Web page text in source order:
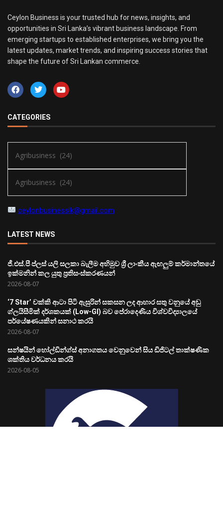
Ceylon Business is your trusted hub for news, insights, and
opportunities in Sri Lanka’s vibrant business landscape. From
emerging startups to established enterprises, we bring you the
latest updates, market trends, and inspiring success stories that
shape the future of Sri Lankan commerce.
CATEGORIES
ceylonbusinesslk@gmail.com
LATEST NEWS
ජී.එස්.පී ප්ලස් යලි සලකා බැලීම අභිමුව ශ්‍රී ලාංකීය ඇඟලුම් කර්මාන්තයේ
ඉක්මනින් කල යුතු ප්‍රතිසංස්කරණයන්
2026-08-07
‘7 Star’ චක්කි ආටා පිටි ඇසුරින් සකසන ලද ආහාර සතු වනුයේ අඩු
ග්ලයිසීමික් දර්ශකයක් (Low-GI) බව පේරාදෙණිය විශ්වවිද්‍යාලයේ
පර්යේෂණයකින් සනාථ කරයි
2026-08-07
සන්ෂයින් හෝල්ඩින්ග්ස් අනාගතය වෙනුවෙන් සිය ඩිජිටල් තාක්ෂණික
ශක්තිය වර්ධනය කරයි
2026-08-05